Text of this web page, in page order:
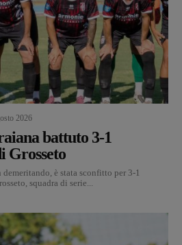
2026
battuto 3-1
Grosseto
è stata sconfitto per 3-1
squadra di serie...